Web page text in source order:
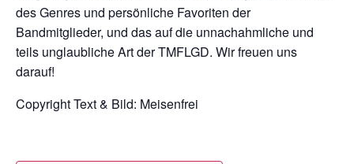
des Genres und persönliche Favoriten der
Bandmitglieder, und das auf die unnachahmliche und
teils unglaubliche Art der TMFLGD. Wir freuen uns
darauf!
Copyright Text & Bild: Meisenfrei